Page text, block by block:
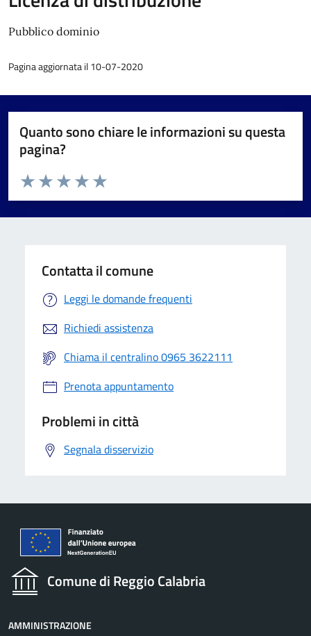
Pubblico dominio
Pagina aggiornata il 10-07-2020
Quanto sono chiare le informazioni su questa
pagina?
Valuta da 1 a 5 stelle la pagina
Valuta 5 stelle su 5
Valuta 4 stelle su 5
Valuta 3 stelle su 5
Valuta 2 stelle su 5
Valuta 1 stelle su 5
Contatta il comune
Leggi le domande frequenti
Richiedi assistenza
Chiama il centralino 0965 3622111
Prenota appuntamento
Problemi in città
Segnala disservizio
Comune di Reggio Calabria
AMMINISTRAZIONE